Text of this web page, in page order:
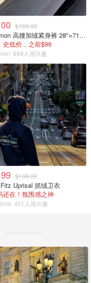
$168.00
lululemon 高腰加绒紧身裤 28"≈71cm 5个口袋
史低价，之前$99
669人感兴趣
$109.00
Uprisal 抓绒卫衣
还在！氛围感之神
451人感兴趣